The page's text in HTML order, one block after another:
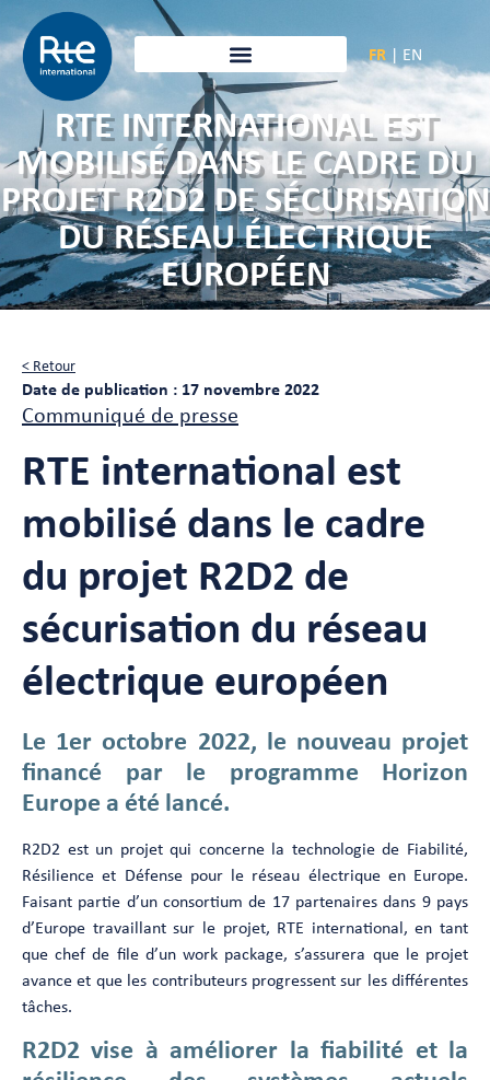
FR EN
RTE INTERNATIONAL EST
MOBILISÉ DANS LE CADRE DU
PROJET R2D2 DE SÉCURISATION
DU RÉSEAU ÉLECTRIQUE
EUROPÉEN
< Retour
Date de publication : 17 novembre 2022
Communiqué de presse
RTE international est
mobilisé dans le cadre
du projet R2D2 de
sécurisation du réseau
électrique européen
Le 1er octobre 2022, le nouveau projet
financé par le programme Horizon
Europe a été lancé.
R2D2 est un projet qui concerne la technologie de Fiabilité,
Résilience et Défense pour le réseau électrique en Europe.
Faisant partie d’un consortium de 17 partenaires dans 9 pays
d’Europe travaillant sur le projet, RTE international, en tant
que chef de file d’un work package, s’assurera que le projet
avance et que les contributeurs progressent sur les différentes
tâches.
R2D2 vise à améliorer la fiabilité et la